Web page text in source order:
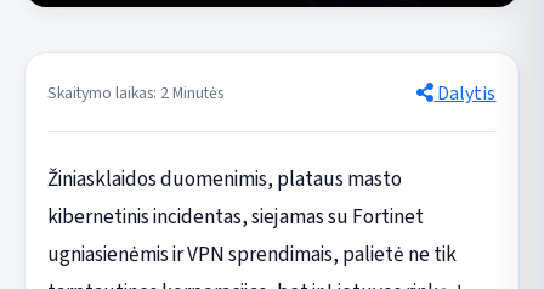
Skaitymo laikas: 2 Minutės Dalytis
Žiniasklaidos duomenimis, plataus masto
kibernetinis incidentas, siejamas su Fortinet
ugniasienėmis ir VPN sprendimais, palietė ne tik